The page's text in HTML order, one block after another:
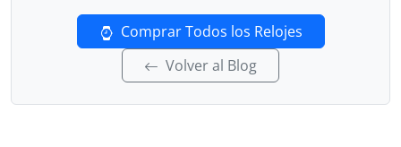
Comprar Todos los Relojes
Volver al Blog